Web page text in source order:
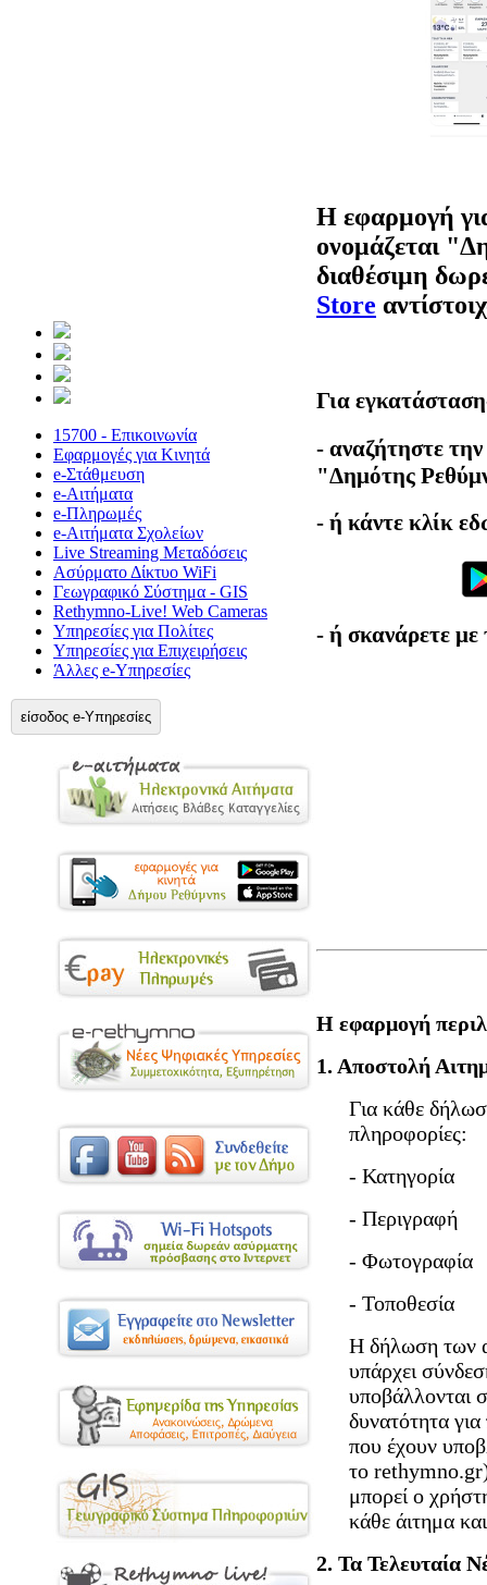
15700 - Επικοινωνία
Εφαρμογές για Κινητά
e-Στάθμευση
e-Αιτήματα
e-Πληρωμές
e-Αιτήματα Σχολείων
Live Streaming Μεταδόσεις
Ασύρματο Δίκτυο WiFi
Γεωγραφικό Σύστημα - GIS
Rethymno-Live! Web Cameras
Υπηρεσίες για Πολίτες
Υπηρεσίες για Επιχειρήσεις
Άλλες e-Υπηρεσίες
είσοδος e-Υπηρεσίες
Η εφαρμογή
ονομάζεται "
διαθέσιμη
Store
Για
- αναζήτηστε
"Δημότης
- ή κάντε κλίκ
- ή σκανάρετε με
Η εφαρμογή
1. Αποστολή
Για κάθε
πληροφορίες:
- Κατηγορία
- Περιγραφή
- Φωτογραφία
- Τοποθεσία
Η δήλωση των
υπάρχει
υποβάλλονται
δυνατότητα
που έχουν
το
μπορεί ο
κάθε άιτημα
2. Τα Τελευταία